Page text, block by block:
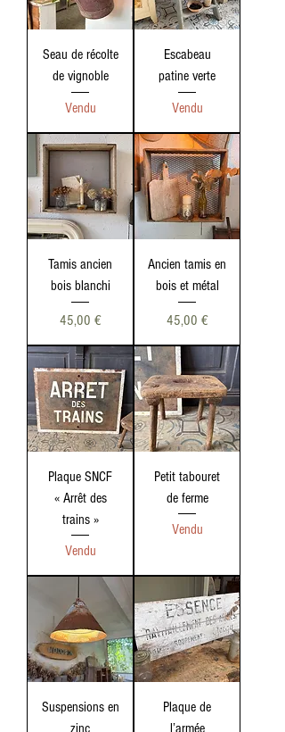
Seau de récolte
de vignoble
Vendu
Escabeau
patine verte
Vendu
Tamis ancien
bois blanchi
Prix
45,00 €
Ancien tamis en
bois et métal
Prix
45,00 €
Plaque SNCF
« Arrêt des
trains »
Vendu
Petit tabouret
de ferme
Vendu
Suspensions en
Plaque de